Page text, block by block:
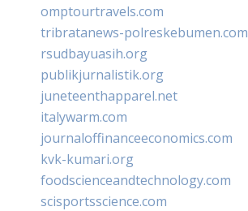
omptourtravels.com
tribratanews-polreskebumen.com
rsudbayuasih.org
publikjurnalistik.org
juneteenthapparel.net
italywarm.com
journaloffinanceeconomics.com
kvk-kumari.org
foodscienceandtechnology.com
scisportsscience.com